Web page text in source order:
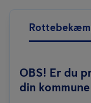
OBS! Er du
din